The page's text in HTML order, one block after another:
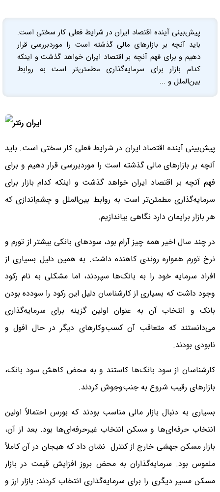
پیش‌بینی آینده اقتصاد ایران در شرایط فعلی کار سختی است.
باید آنچه بر بازارهای مالی گذشته است را مورد‌بررسی قرار
دهیم و برای فهم آنچه بر اقتصاد ایران خواهد گذشت و اینکه
کدام بازار برای سرمایه‌گذاری مطمئن‌تر است به روابط
بین‌الملل و ...
پیش‌بینی آینده اقتصاد ایران در شرایط فعلی کار سختی است. باید
آنچه بر بازارهای مالی گذشته است را مورد‌بررسی قرار دهیم و برای
فهم آنچه بر اقتصاد ایران خواهد گذشت و اینکه کدام بازار برای
سرمایه‌گذاری مطمئن‌تر است به روابط بین‌الملل و چشم‌اندازی که
هر بازار برایمان دارد نگاهی بیاندازیم.
در چند سال اخیر همه چیز آرام بود، سودهای بانکی بیشتر از تورم و
نرخ تورم همواره روندی کاهنده داشت. به همین دلیل بسیاری از
افراد سرمایه خود را به بانک‌ها سپردند، اما مشکلی به نام رکود
وجود داشت که بسیاری از کارشناسان دلیل این رکود را سودده بودن
بانک و انتخاب آن به عنوان اولین گزینه برای سرمایه‌گذاری
می‌دانستند که متعاقب آن کسب‌و‌کارهای دیگر در حال افول و
نابودی بودند.
کارشناسان از سود بانک‌ها کاستند و به محض کاهش سود بانک،
بازارهای رقیب شروع به جنب‌و‌جوش کردند.
بسیاری به دنبال بازار مالی مناسب بودند که بورس احتمالاً اولین
انتخاب حرفه‌ای‌ها و مسکن انتخاب غیرحرفه‌ای‌ها بود. بعد از آن،
بازار مسکن جهشی خارج از کنترل نشان داد که هیجان در آن کاملاً
ملموس بود. سرمایه‌گذاران به محض بروز افزایش قیمت در بازار
مسکن مسیر دیگری را برای سرمایه‌گذاری انتخاب کردند: بازار ارز و